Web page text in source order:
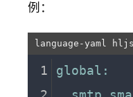
例：
global: